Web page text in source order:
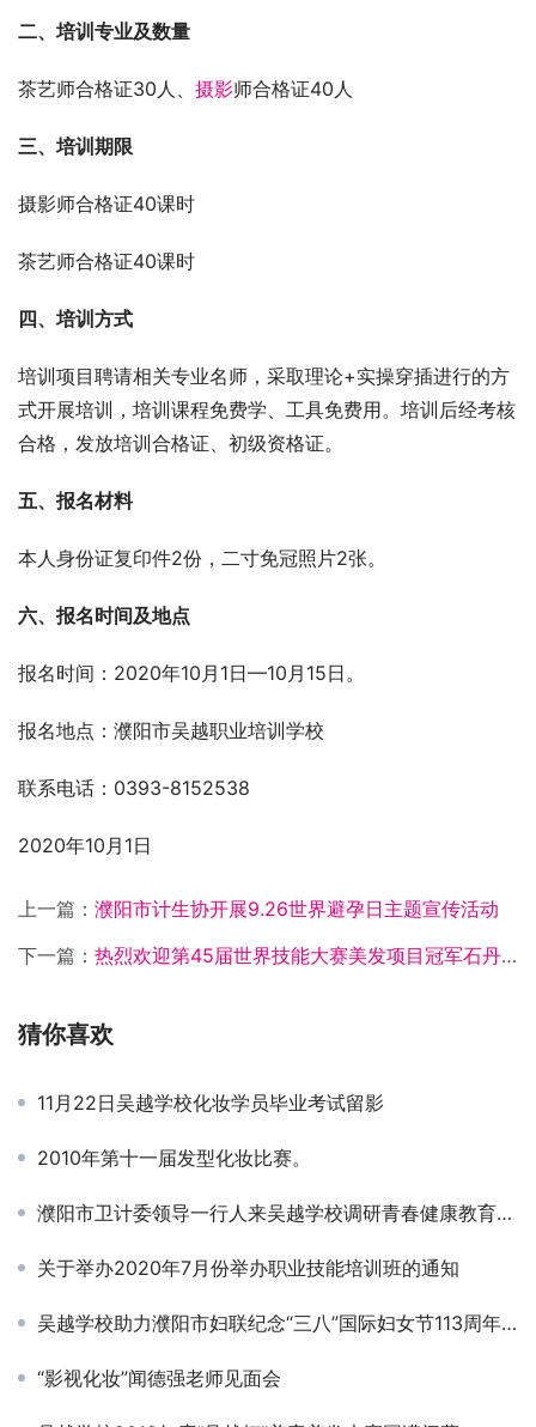
二、培训专业及数量
茶艺师合格证30人、 摄影师合格证40人
三、培训期限
摄影师合格证40课时
茶艺师合格证40课时
四、培训方式
培训项目聘请相关专业名师，采取理论+实操穿插进行的方
式开展培训，培训课程免费学、工具免费用。培训后经考核
合格，发放培训合格证、初级资格证。
五、报名材料
本人身份证复印件2份，二寸免冠照片2张。
六、报名时间及地点
报名时间：2020年10月1日—10月15日。
报名地点：濮阳市吴越职业培训学校
联系电话：0393-8152538
2020年10月1日
上一篇： 濮阳市计生协开展9.26世界避孕日主题宣传活动
下一篇： 热烈欢迎第45届世界技能大赛美发项目冠军石丹来吴越学校授课！
猜你喜欢
11月22日吴越学校化妆学员毕业考试留影
2010年第十一届发型化妆比赛。
濮阳市卫计委领导一行人来吴越学校调研青春健康教育工作
关于举办2020年7月份举办职业技能培训班的通知
吴越学校助力濮阳市妇联纪念“三八”国际妇女节113周年颁奖典礼
“影视化妆”闻德强老师见面会